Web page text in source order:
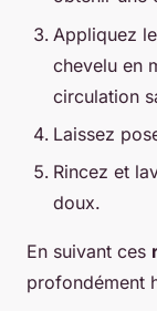
Appliquez
chevelu en
circulation
Laissez
Rincez et
doux.
En suivant ces
profondément